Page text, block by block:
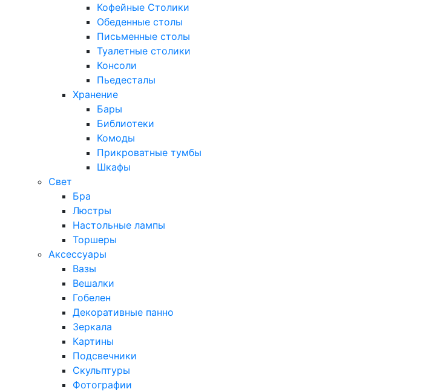
Кофейные Столики
Обеденные столы
Письменные столы
Туалетные столики
Консоли
Пьедесталы
Хранение
Бары
Библиотеки
Комоды
Прикроватные тумбы
Шкафы
Свет
Бра
Люстры
Настольные лампы
Торшеры
Аксессуары
Вазы
Вешалки
Гобелен
Декоративные панно
Зеркала
Картины
Подсвечники
Скульптуры
Фотографии